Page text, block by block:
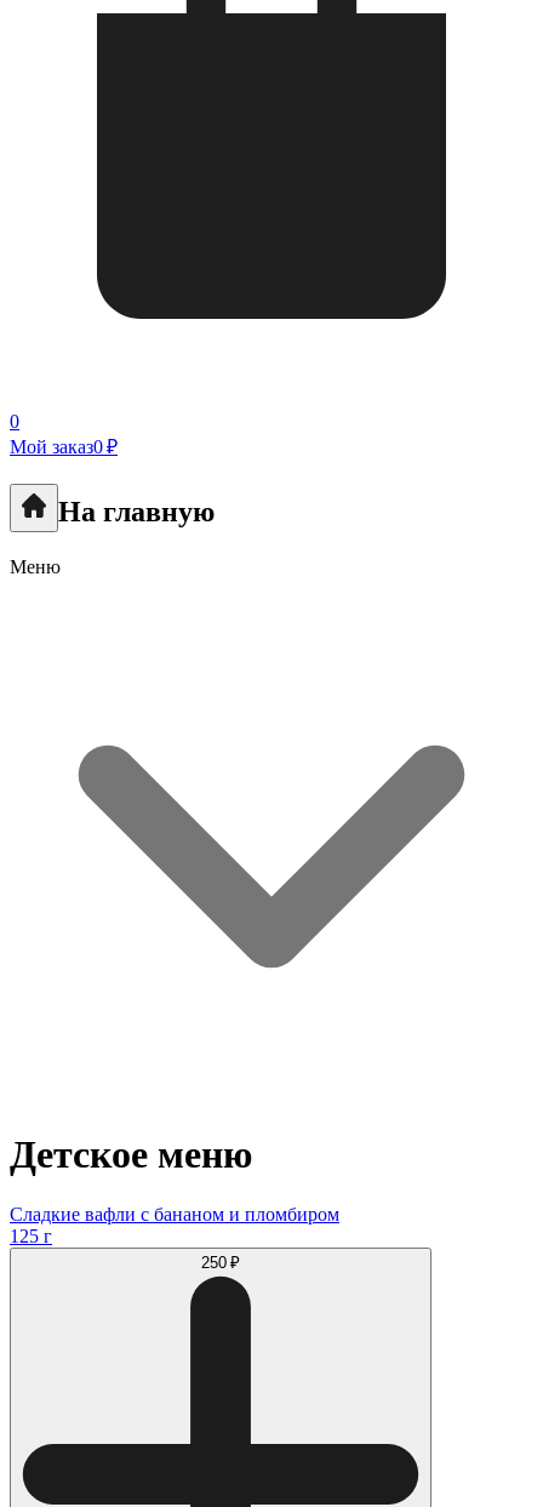
0
Мой заказ0 ₽
На главную
Меню
Детское меню
Сладкие вафли с бананом и пломбиром
125 г
250 ₽